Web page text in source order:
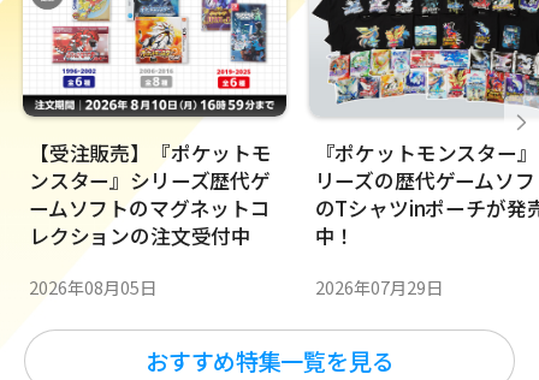
【受注販売】『ポケットモ
ンスター』シリーズ歴代ゲ
ームソフトのマグネットコ
レクションの注文受付中
2026年08月05日
『ポケットモンスター
リーズの歴代ゲームソ
のTシャツinポーチが発
中！
2026年07月29日
おすすめ特集一覧を見る